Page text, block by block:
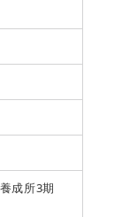
成所3期